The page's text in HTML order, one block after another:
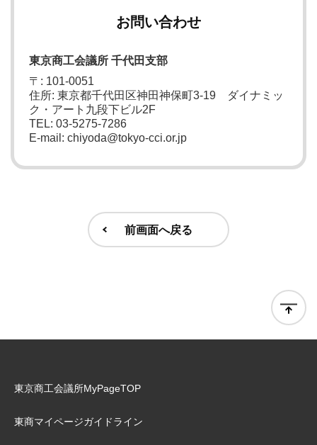
お問い合わせ
東京商工会議所 千代田支部
〒: 101-0051
住所: 東京都千代田区神田神保町3-19 ダイナミッ
ク・アート九段下ビル2F
TEL: 03-5275-7286
E-mail: chiyoda@tokyo-cci.or.jp
前画面へ戻る
東京商工会議所MyPageTOP
東商マイページガイドライン